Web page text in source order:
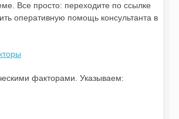
Все просто: переходите по ссылке
оперативную помощь консультанта в
факторами. Указываем: